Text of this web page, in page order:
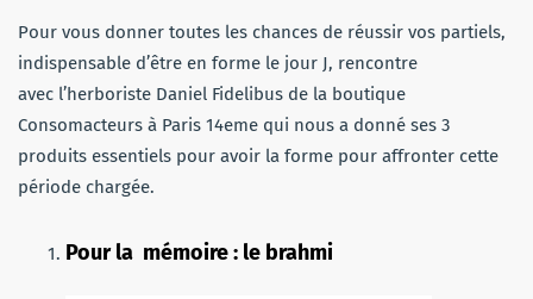
Pour vous donner toutes les chances de réussir vos partiels,
indispensable d’être en forme le jour J, rencontre
avec l’herboriste Daniel Fidelibus de la boutique
Consomacteurs à Paris 14eme qui nous a donné ses 3
produits essentiels pour avoir la forme pour affronter cette
période chargée.
Pour la mémoire : le brahmi